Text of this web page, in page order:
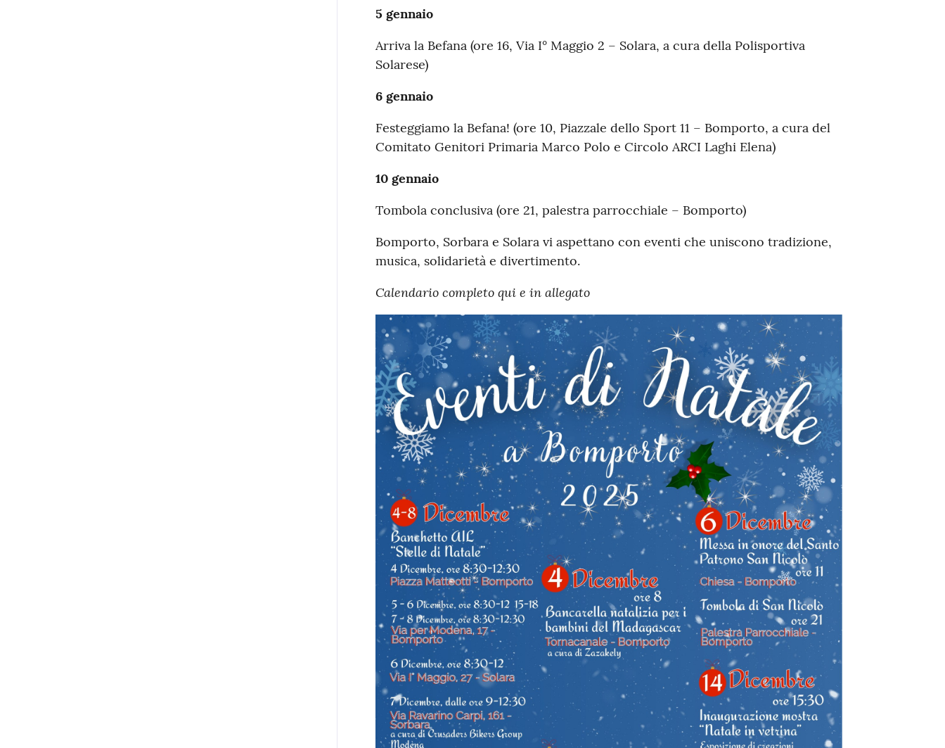
5 gennaio
Arriva la Befana (ore 16, Via I° Maggio 2 – Solara, a cura della Polisportiva
Solarese)
6 gennaio
Festeggiamo la Befana! (ore 10, Piazzale dello Sport 11 – Bomporto, a cura del
Comitato Genitori Primaria Marco Polo e Circolo ARCI Laghi Elena)
10 gennaio
Tombola conclusiva (ore 21, palestra parrocchiale – Bomporto)
Bomporto, Sorbara e Solara vi aspettano con eventi che uniscono tradizione,
musica, solidarietà e divertimento.
Calendario completo qui e in allegato